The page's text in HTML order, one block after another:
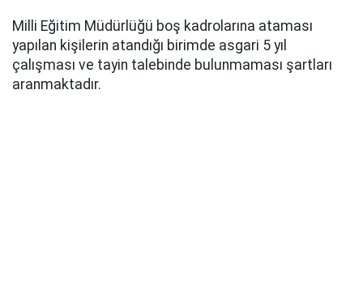
Milli Eğitim Müdürlüğü boş kadrolarına ataması
yapılan kişilerin atandığı birimde asgari 5 yıl
çalışması ve tayin talebinde bulunmaması şartları
aranmaktadır.